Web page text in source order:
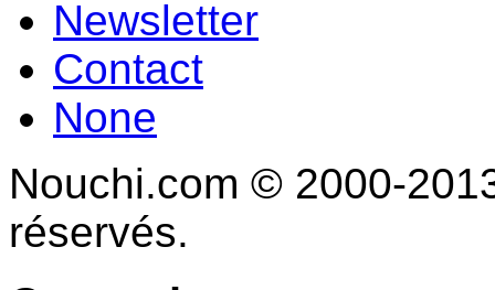
Newsletter
Contact
None
Nouchi.com © 2000-
réservés.